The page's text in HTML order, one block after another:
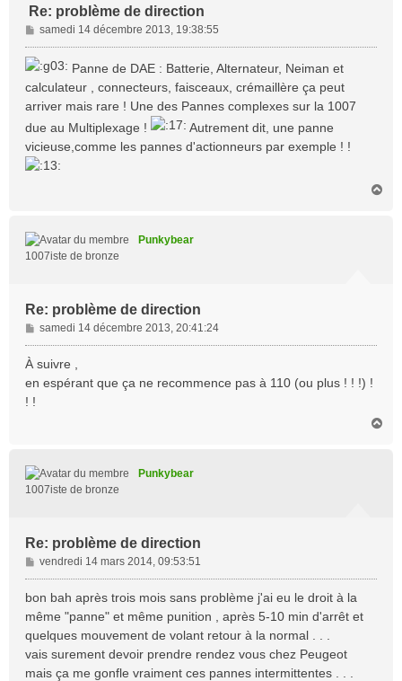
Re: problème de direction
M
e
s
a
g
e
samedi 14 décembre 2013, 19:38:55
Panne de DAE : Batterie, Alternateur, Neiman et
calculateur , connecteurs, faisceaux, crémaillère ça peut
arriver mais rare ! Une des Pannes complexes sur la 1007
due au Multiplexage !
Autrement dit, une panne
vicieuse,comme les pannes d'actionneurs par exemple ! !
Punkybear
1007iste de bronze
Re: problème de direction
M
e
s
samedi 14 décembre 2013, 20:41:24
À suivre ,
en espérant que ça ne recommence pas à 110 (ou plus ! ! !) !
! !
Punkybear
1007iste de bronze
Re: problème de direction
M
e
s
s
g
e
vendredi 14 mars 2014, 09:53:51
bon bah après trois mois sans problème j'ai eu le droit à la
même "panne" et même punition , après 5-10 min d'arrêt et
quelques mouvement de volant retour à la normal . . .
vais surement devoir prendre rendez vous chez Peugeot
mais ça me gonfle vraiment ces pannes intermittentes . . .